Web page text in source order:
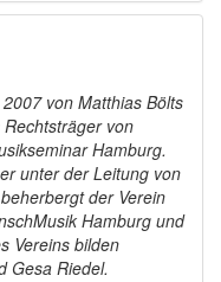
von Matthias Bölts
von
Hamburg.
unter der Leitung von
der Verein
Hamburg und
Vereins bilden
Gesa Riedel.